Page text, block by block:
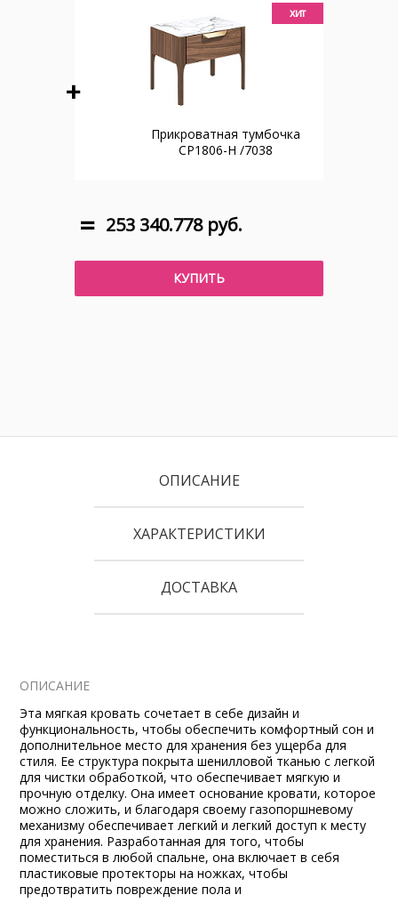
хит
Прикроватная тумбочка
CP1806-H /7038
253 340.778 руб.
КУПИТЬ
ОПИСАНИЕ
ХАРАКТЕРИСТИКИ
ДОСТАВКА
ОПИСАНИЕ
Эта мягкая кровать сочетает в себе дизайн и
функциональность, чтобы обеспечить комфортный сон и
дополнительное место для хранения без ущерба для
стиля. Ее структура покрыта шенилловой тканью с легкой
для чистки обработкой, что обеспечивает мягкую и
прочную отделку. Она имеет основание кровати, которое
можно сложить, и благодаря своему газопоршневому
механизму обеспечивает легкий и легкий доступ к месту
для хранения. Разработанная для того, чтобы
поместиться в любой спальне, она включает в себя
пластиковые протекторы на ножках, чтобы
предотвратить повреждение пола и